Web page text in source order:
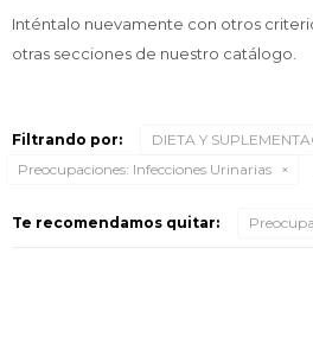
Inténtalo nuevamente con otros
otras secciones de nuestro catálogo.
Filtrando por:
DIETA Y
Preocupaciones: Infecciones Urinarias
Te recomendamos quitar: